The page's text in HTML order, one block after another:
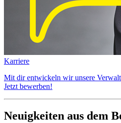
Karriere
Mit dir entwickeln wir unsere
Jetzt bewerben!
Neuigkeiten aus dem